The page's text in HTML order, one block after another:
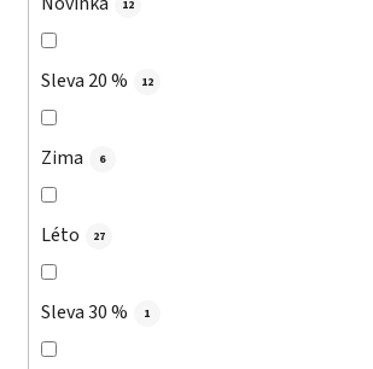
12
Sleva 20 % 12
Zima 6
Léto 27
Sleva 30 % 1